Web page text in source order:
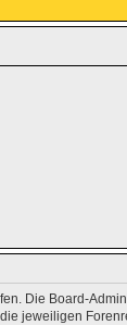
Die Board-
jeweiligen